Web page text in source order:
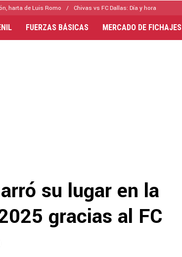
harta de Luis Romo Chivas vs FC Dallas: Día y hora
FUERZAS BÁSICAS MERCADO DE FICHAJES
su lugar en la
gracias al FC